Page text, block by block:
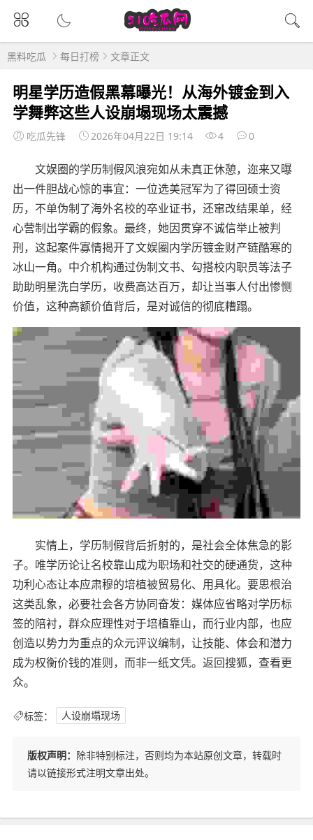
黑料吃瓜 每日打榜 文章正文
明星学历造假黑幕曝光！从海外镀金到入
学舞弊这些人设崩塌现场太震撼
吃瓜先锋 2026年04月22日 19:14 4 0
文娱圈的学历制假风浪宛如从未真正休憩，迩来又曝
出一件胆战心惊的事宜：一位选美冠军为了得回硕士资
历，不单伪制了海外名校的卒业证书，还窜改结果单，经
心营制出学霸的假象。最终，她因贯穿不诚信举止被判
刑，这起案件寡情揭开了文娱圈内学历镀金财产链酷寒的
冰山一角。中介机构通过伪制文书、勾搭校内职员等法子
助助明星洗白学历，收费高达百万，却让当事人付出惨恻
价值，这种高额价值背后，是对诚信的彻底糟蹋。
实情上，学历制假背后折射的，是社会全体焦急的影
子。唯学历论让名校靠山成为职场和社交的硬通货，这种
功利心态让本应肃穆的培植被贸易化、用具化。要思根治
这类乱象，必要社会各方协同奋发：媒体应省略对学历标
签的陪衬，群众应理性对于培植靠山，而行业内部，也应
创造以势力为重点的众元评议编制，让技能、体会和潜力
成为权衡价钱的准则，而非一纸文凭。返回搜狐，查看更
众。
标签： 人设崩塌现场
版权声明： 除非特别标注，否则均为本站原创文章，转载时
请以链接形式注明文章出处。